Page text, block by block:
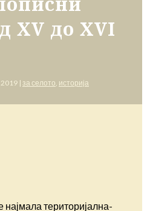
XV до XVI
2019 | за селото, историја
најмала територијална-